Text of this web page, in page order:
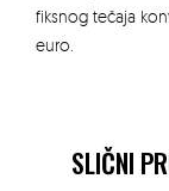
fiksnog tečaja
euro.
SLIČNI